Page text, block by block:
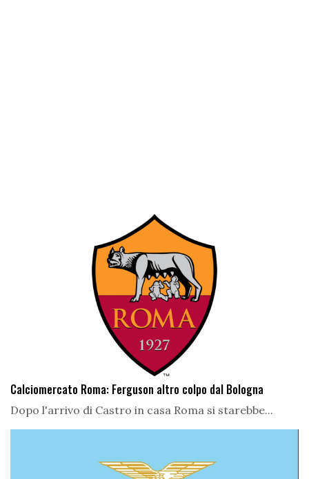
Calciomercato Roma: Ferguson altro colpo dal Bologna
Dopo l'arrivo di Castro in casa Roma si starebbe...